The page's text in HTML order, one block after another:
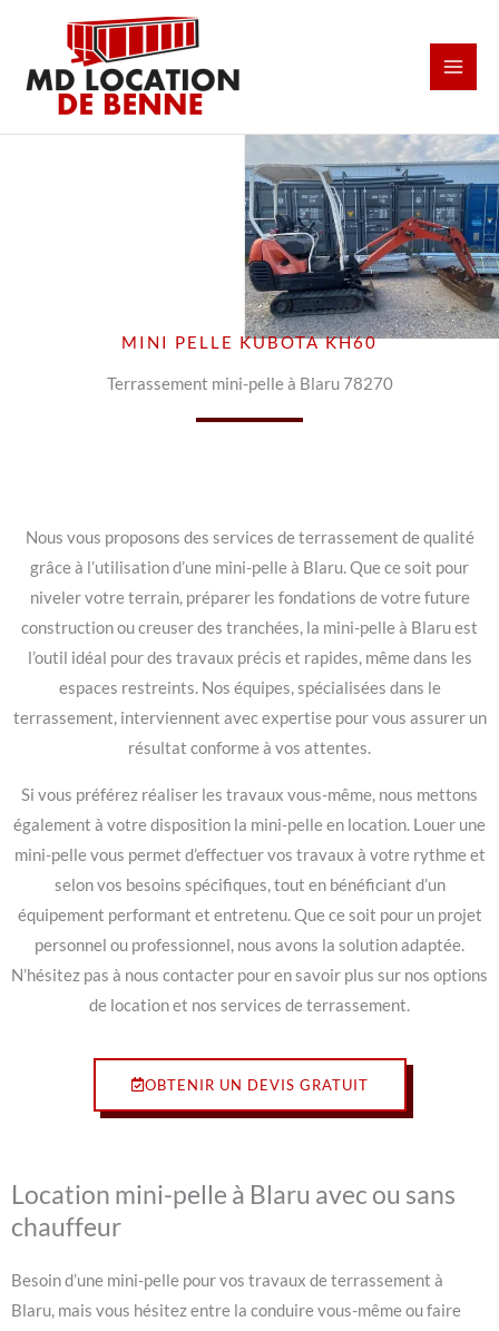
contenu
MINI PELLE KUBOTA KH60
Terrassement mini-pelle à Blaru 78270
Nous vous proposons des services de terrassement de qualité
grâce à l’utilisation d’une mini-pelle à Blaru. Que ce soit pour
niveler votre terrain, préparer les fondations de votre future
construction ou creuser des tranchées, la mini-pelle à Blaru est
l’outil idéal pour des travaux précis et rapides, même dans les
espaces restreints. Nos équipes, spécialisées dans le
terrassement, interviennent avec expertise pour vous assurer un
résultat conforme à vos attentes.
Si vous préférez réaliser les travaux vous-même, nous mettons
également à votre disposition la mini-pelle en location. Louer une
mini-pelle vous permet d’effectuer vos travaux à votre rythme et
selon vos besoins spécifiques, tout en bénéficiant d’un
équipement performant et entretenu. Que ce soit pour un projet
personnel ou professionnel, nous avons la solution adaptée.
N’hésitez pas à nous contacter pour en savoir plus sur nos options
de location et nos services de terrassement.
OBTENIR UN DEVIS GRATUIT
Location mini-pelle à Blaru avec ou sans
chauffeur
Besoin d’une mini-pelle pour vos travaux de terrassement à
Blaru, mais vous hésitez entre la conduire vous-même ou faire